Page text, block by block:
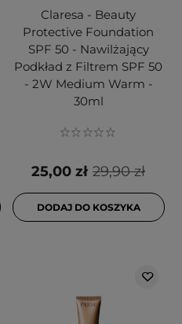
Claresa - Beauty
Protective Foundation
SPF 50 - Nawilżający
Podkład z Filtrem SPF 50
- 2W Medium Warm -
30ml
29,90 zł
25,00 zł
DODAJ DO KOSZYKA